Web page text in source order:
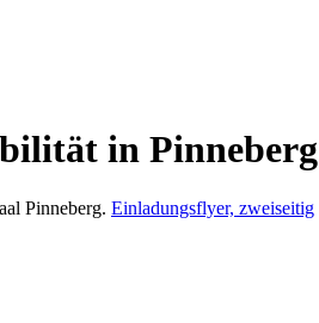
in Pinneberg
Pinneberg. Einladungsflyer, zweiseitig